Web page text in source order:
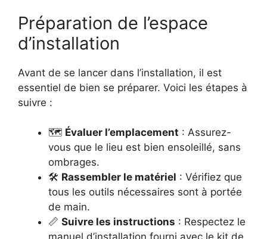
Préparation de l’espace
d’installation
Avant de se lancer dans l’installation, il est
essentiel de bien se préparer. Voici les étapes à
suivre :
🗺️ Évaluer l’emplacement : Assurez-
vous que le lieu est bien ensoleillé, sans
ombrages.
🛠️ Rassembler le matériel : Vérifiez que
tous les outils nécessaires sont à portée
de main.
📏 Suivre les instructions : Respectez le